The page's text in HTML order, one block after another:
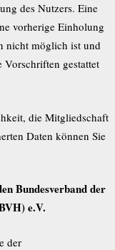
des Nutzers. Eine
vorherige Einholung
nicht möglich ist und
Vorschriften gestattet
die Mitgliedschaft
Daten können Sie
Bundesverband der
e.V.
der